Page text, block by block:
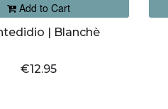
Add to Cart
| Blanchè
€12.95